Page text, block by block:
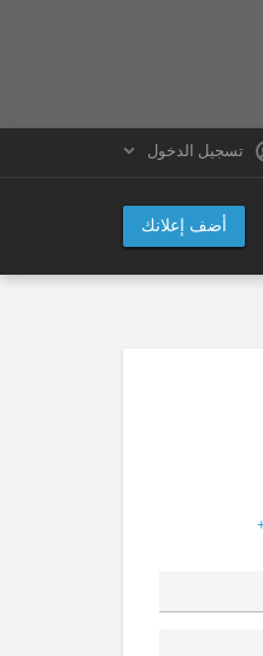
تسجيل الدخول
أضف إعلانك